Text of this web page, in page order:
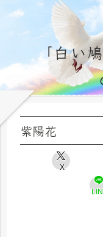
「白い
紫陽花
X